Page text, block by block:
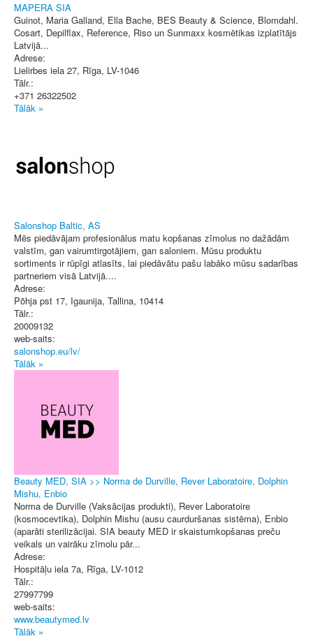
MAPERA SIA
Guinot, Maria Galland, Ella Bache, BES Beauty & Science, Blomdahl.
Cosart, Depilflax, Reference, Riso un Sunmaxx kosmētikas izplatītājs
Latvijā...
Adrese:
Lielirbes iela 27, Rīga, LV-1046
Tālr.:
+371 26322502
Tālāk »
Salonshop Baltic, AS
Mēs piedāvājam profesionālus matu kopšanas zīmolus no dažādām
valstīm, gan vairumtirgotājiem, gan saloniem. Mūsu produktu
sortiments ir rūpīgi atlasīts, lai piedāvātu pašu labāko mūsu sadarības
partneriem visā Latvijā....
Adrese:
Põhja pst 17, Igaunija, Tallina, 10414
Tālr.:
20009132
web-saits:
salonshop.eu/lv/
Tālāk »
Beauty MED, SIA >> Norma de Durville, Rever Laboratoire, Dolphin
Mishu, Enbio
Norma de Durville (Vaksācijas produkti), Rever Laboratoire
(kosmocevtika), Dolphin Mishu (ausu caurduršanas sistēma), Enbio
(aparāti sterilizācijai. SIA beauty MED ir skaistumkopšanas preču
veikals un vairāku zīmolu pār...
Adrese:
Hospitāļu iela 7a, Rīga, LV-1012
Tālr.:
27997799
web-saits:
www.beautymed.lv
Tālāk »